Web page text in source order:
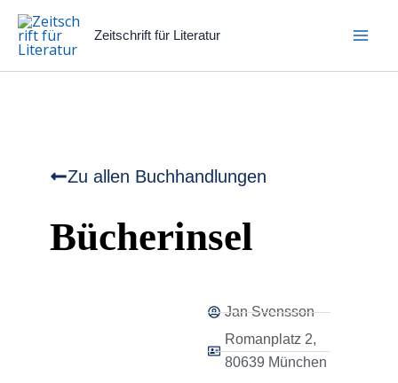
Zum
Inhalt
springen
Zeitschrift für Literatur
Zu allen Buchhandlungen
Bücherinsel
Jan Svensson
Romanplatz 2,
80639 München